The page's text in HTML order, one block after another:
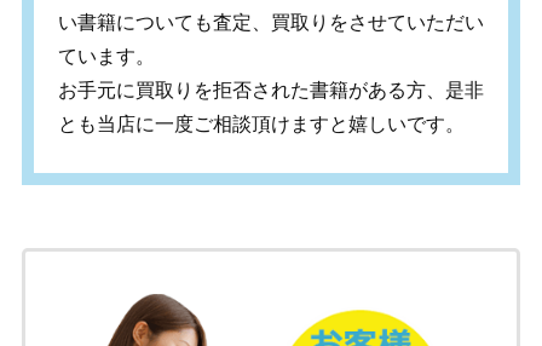
い書籍についても査定、買取りをさせていただい
ています。
お手元に買取りを拒否された書籍がある方、是非
とも当店に一度ご相談頂けますと嬉しいです。